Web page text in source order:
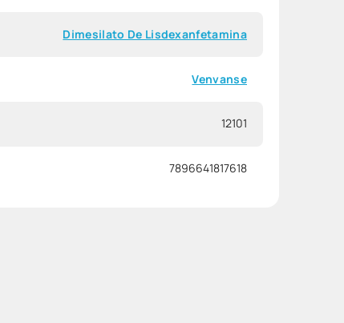
Dimesilato De Lisdexanfetamina
Venvanse
12101
7896641817618